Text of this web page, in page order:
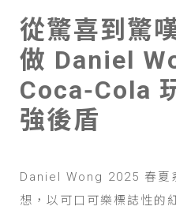
從驚喜到驚
做 Daniel
Coca‑Cola
強後盾
Daniel Wong 2025 春夏
想，以可口可樂標誌性的